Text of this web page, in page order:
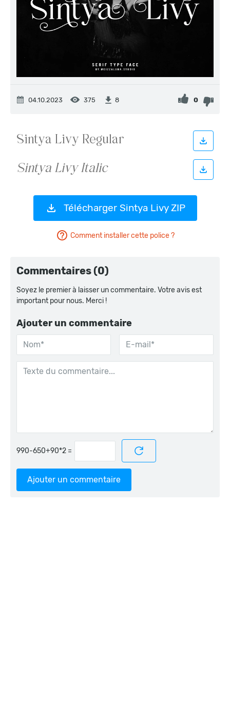
04.10.2023 375 8 0
Télécharger Sintya Livy ZIP
Comment installer cette police ?
Commentaires (0)
Soyez le premier à laisser un commentaire. Votre avis est
important pour nous. Merci !
Ajouter un commentaire
=
Ajouter un commentaire